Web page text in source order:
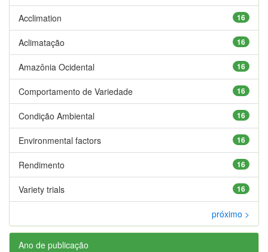
16
Acclimation
16
Aclimatação
16
Amazônia Ocidental
16
Comportamento de Variedade
16
Condição Ambiental
16
Environmental factors
16
Rendimento
16
Variety trials
próximo >
Ano de publicação